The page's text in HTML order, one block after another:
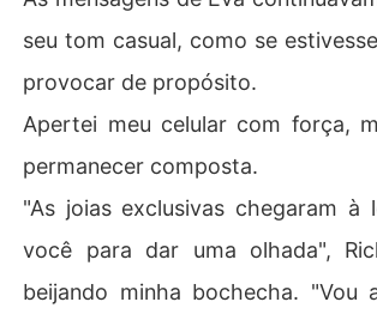
seu tom casual, como se
provocar de propósito.
Apertei meu celular com força,
permanecer composta.
"As joias exclusivas chegaram à
você para dar uma olhada",
beijando minha bochecha. "Vou